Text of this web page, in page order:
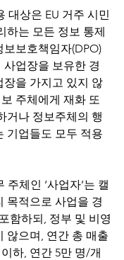
대상은 EU 거주 시민
하는 모든 정보 통제
보호책임자(DPO)
사업장을 보유한 경
장을 가지고 있지 않
주체에게 재화 또
거나 정보주체의 행
기업들도 모두 적용
주체인 ‘사업자’는 캘
목적으로 사업을 경
함하되, 정부 및 비영
않으며, 연간 총 매출
하, 연간 5만 명/개